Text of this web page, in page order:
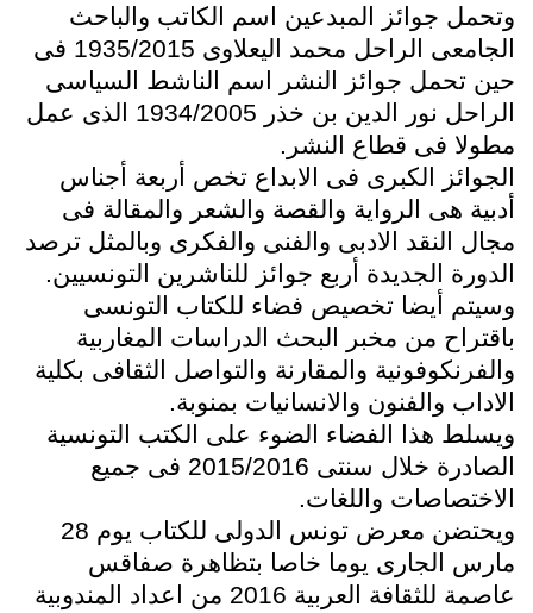
وتحمل جوائز المبدعين اسم الكاتب والباحث
الجامعى الراحل محمد اليعلاوى 1935/2015 فى
حين تحمل جوائز النشر اسم الناشط السياسى
الراحل نور الدين بن خذر 1934/2005 الذى عمل
مطولا فى قطاع النشر.
الجوائز الكبرى فى الابداع تخص أربعة أجناس
أدبية هى الرواية والقصة والشعر والمقالة فى
مجال النقد الادبى والفنى والفكرى وبالمثل ترصد
الدورة الجديدة أربع جوائز للناشرين التونسيين.
وسيتم أيضا تخصيص فضاء للكتاب التونسى
باقتراح من مخبر البحث الدراسات المغاربية
والفرنكوفونية والمقارنة والتواصل الثقافى بكلية
الاداب والفنون والانسانيات بمنوبة.
ويسلط هذا الفضاء الضوء على الكتب التونسية
الصادرة خلال سنتى 2015/2016 فى جميع
الاختصاصات واللغات.
ويحتضن معرض تونس الدولى للكتاب يوم 28
مارس الجارى يوما خاصا بتظاهرة صفاقس
عاصمة للثقافة العربية 2016 من اعداد المندوبية